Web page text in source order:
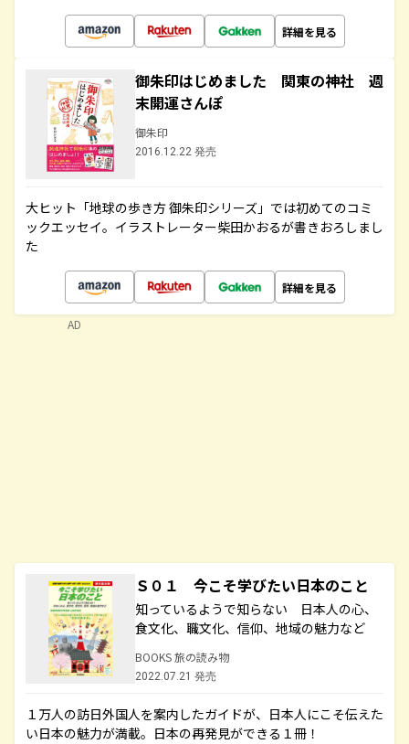
詳細を見る
御朱印はじめました 関東の神社 週
末開運さんぽ
御朱印
2016.12.22 発売
大ヒット「地球の歩き方 御朱印シリーズ」では初めてのコミ
ックエッセイ。イラストレーター柴田かおるが書きおろしまし
た
詳細を見る
Ｓ０１ 今こそ学びたい日本のこと
知っているようで知らない 日本人の心、
食文化、職文化、信仰、地域の魅力など
BOOKS 旅の読み物
2022.07.21 発売
１万人の訪日外国人を案内したガイドが、日本人にこそ伝えた
い日本の魅力が満載。日本の再発見ができる１冊！
AD